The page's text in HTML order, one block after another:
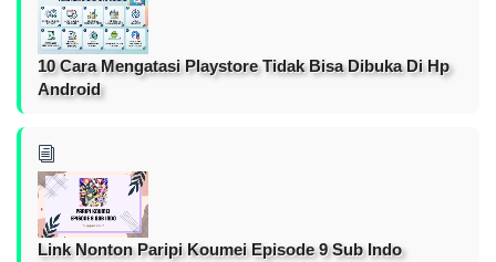
10 Cara Mengatasi Playstore Tidak Bisa Dibuka Di Hp
Android
Link Nonton Paripi Koumei Episode 9 Sub Indo